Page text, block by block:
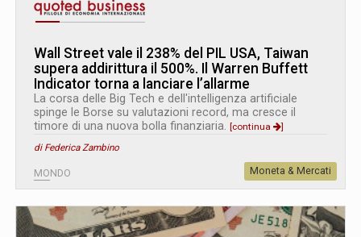
Wall Street vale il 238% del PIL USA, Taiwan
supera addirittura il 500%. Il Warren Buffett
Indicator torna a lanciare l’allarme
La corsa delle Big Tech e dell'intelligenza artificiale
spinge le Borse su valutazioni record, ma cresce il
timore di una nuova bolla finanziaria. [continua
]
di Federica Zambino
MONDO Moneta & Mercati